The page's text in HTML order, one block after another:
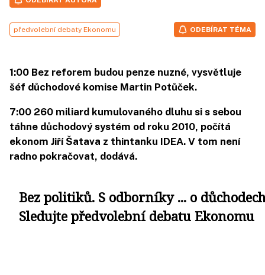
předvolební debaty Ekonomu ODEBÍRAT TÉMA
1:00 Bez reforem budou penze nuzné, vysvětluje
šéf důchodové komise Martin Potůček.
7:00 260 miliard kumulovaného dluhu si s sebou
táhne důchodový systém od roku 2010, počítá
ekonom Jiří Šatava z thintanku IDEA. V tom není
radno pokračovat, dodává.
Bez politiků. S odborníky ... o
Sledujte předvolební debatu Ekonomu